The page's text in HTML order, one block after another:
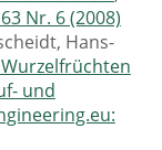
Nr. 6 (2008)
Hans-
und